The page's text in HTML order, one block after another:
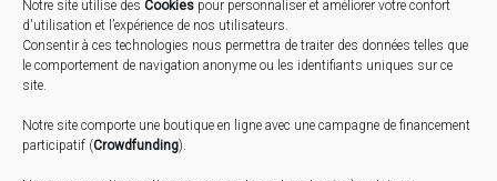
Notre site utilise des Cookies pour personnaliser et améliorer votre confort
d'utilisation et l’expérience de nos utilisateurs.
Consentir à ces technologies nous permettra de traiter des données telles que
le comportement de navigation anonyme ou les identifiants uniques sur ce
site.
Notre site comporte une boutique en ligne avec une campagne de financement
participatif (Crowdfunding).
STAGES …
Expo « Mesures de lumière » du 19 Sept au 29 Nov.
Inauguration de la Grange : Le 17 Oct. 2026
Atelier Image : L’art au service de la santé mentale –